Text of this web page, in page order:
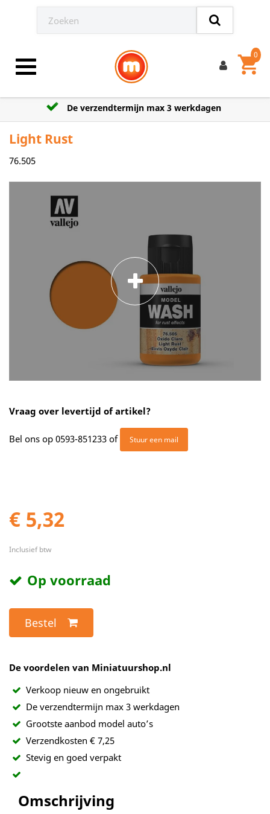
Toggle navigation shopping_cart
0
De verzendtermijn max 3 werkdagen
Light Rust
76.505
Vraag over levertijd of artikel?
Bel ons op 0593-851233 of Stuur een mail
€ 5,32
Inclusief btw
Op voorraad
Bestel
De voordelen van Miniatuurshop.nl
Verkoop nieuw en ongebruikt
De verzendtermijn max 3 werkdagen
Grootste aanbod model auto’s
Verzendkosten € 7,25
Stevig en goed verpakt
Omschrijving